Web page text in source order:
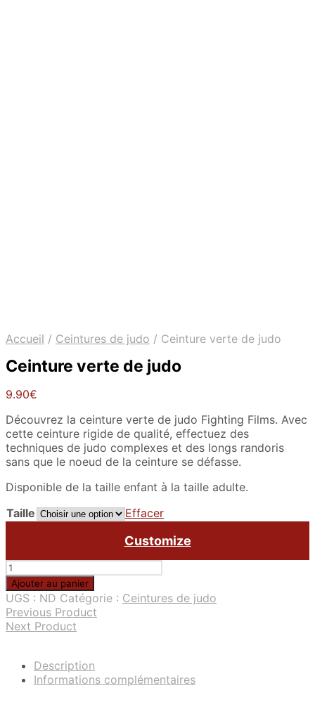
Accueil / Ceintures de judo / Ceinture verte de judo
Ceinture verte de judo
9.90€
Découvrez la ceinture verte de judo Fighting Films. Avec
cette ceinture rigide de qualité, effectuez des
techniques de judo complexes et des longs randoris
sans que le noeud de la ceinture se défasse.
Disponible de la taille enfant à la taille adulte.
Taille
Effacer
Customize
quantité
de
Ceinture
verte
de
Ajouter au panier
UGS : ND Catégorie : Ceintures de judo
Previous Product
Next Product
Description
Informations complémentaires